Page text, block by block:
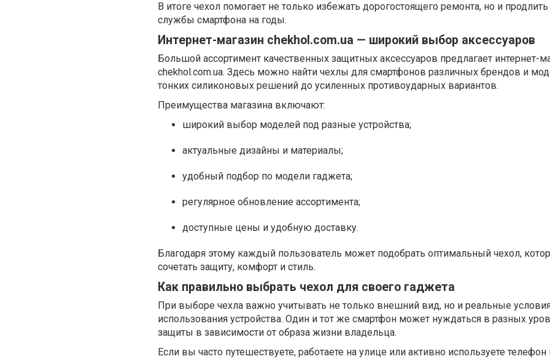
В итоге чехол помогает не только избежать дорогостоящего ремонта, но и
службы смартфона на годы.
Интернет-магазин chekhol.com.ua — широкий выбор аксессуаров
Большой ассортимент качественных защитных аксессуаров предлагает интернет-
chekhol.com.ua. Здесь можно найти чехлы для смартфонов различных брендов и
тонких силиконовых решений до усиленных противоударных вариантов.
Преимущества магазина включают:
широкий выбор моделей под разные устройства;
актуальные дизайны и материалы;
удобный подбор по модели гаджета;
регулярное обновление ассортимента;
доступные цены и удобную доставку.
Благодаря этому каждый пользователь может подобрать оптимальный чехол,
сочетать защиту, комфорт и стиль.
Как правильно выбрать чехол для своего гаджета
При выборе чехла важно учитывать не только внешний вид, но и реальные
использования устройства. Один и тот же смартфон может нуждаться в разных
защиты в зависимости от образа жизни владельца.
Если вы часто путешествуете, работаете на улице или активно используете телефон